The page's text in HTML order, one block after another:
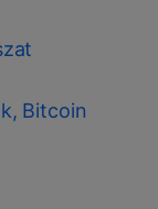
Bitcoin